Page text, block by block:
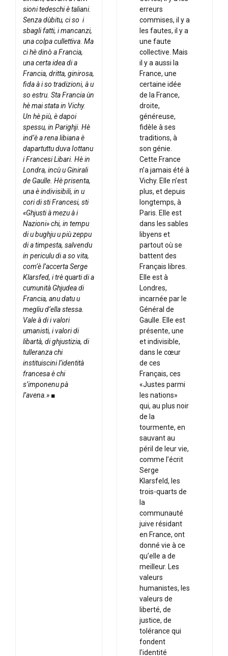
sioni tedeschi è taliani.
Senza dùbitu, ci so i
sbagli fatti, i man­canzi,
una colpa cullettiva. Ma
ci hè dinò a Francia,
una certa idea di a
Francia, dritta, ginirosa,
fida à i so tra­dizioni, à u
so estru. Sta Francia ùn
hè mai stata in Vichy.
Un hè più, è dapoi
spessu, in Parighji. Hè
ind’è a rena libiana è
dapartuttu duva Iottanu
i Francesi Libari. Hè in
Londra, incù u Ginirali
de Gaulle. Hè prisenta,
una è indivisibili, in u
cori di sti Francesi, sti
«Ghjusti à mezu à i
Nazioni» chi, in tempu
di u bughju u più zeppu
di a timpesta, salvendu
in periculu di a so vita,
com’è l’accerta Serge
Klarsfed, i trè quarti di a
cumunità Ghjudea di
Francia, anu datu u
megliu d’ella stessa.
Vale à di i valori
umanisti, i valori di
libartà, di ghjustizia, di
tulleranza chi
instituiscini l’identità
francesa è chi
s’imponenu pà
l’avena.» ■
erreurs
commises, il y a
les fautes, il y a
une faute
collective. Mais
il y a aussi la
France, une
certaine idée
de la France,
droite,
généreuse,
fidèle à ses
traditions, à
son génie.
Cette France
n’a jamais été à
Vichy. Elle n’est
plus, et depuis
longtemps, à
Paris. Elle est
dans les sables
libyens et
partout où se
battent des
Français libres.
Elle est à
Londres,
incarnée par le
Général de
Gaulle. Elle est
présente, une
et indivisible,
dans le cœur
de ces
Français, ces
«Justes parmi
les nations»
qui, au plus noir
de la
tourmente, en
sauvant au
péril de leur vie,
comme l’écrit
Serge
Klarsfeld, les
trois-quarts de
la
communauté
juive résidant
en France, ont
donné vie à ce
qu’elle a de
meilleur. Les
valeurs
humanistes, les
valeurs de
liberté, de
justice, de
tolérance qui
fondent
l’identité